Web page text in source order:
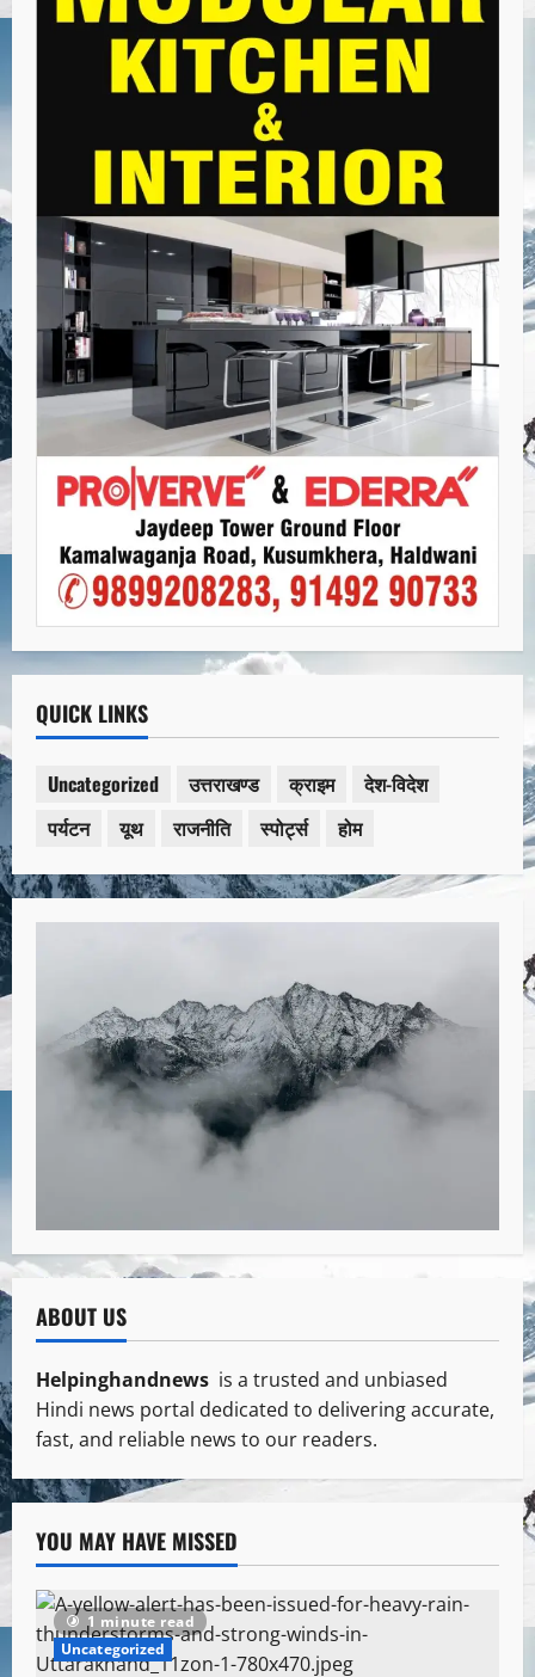
QUICK LINKS
Uncategorized उत्तराखण्ड क्राइम
देश-विदेश
पर्यटन
यूथ राजनीति स्पोर्ट्स होम
ABOUT US
Helpinghandnews is a trusted and unbiased
Hindi news portal dedicated to delivering accurate,
fast, and reliable news to our readers.
YOU MAY HAVE MISSED
1 minute read
Uncategorized